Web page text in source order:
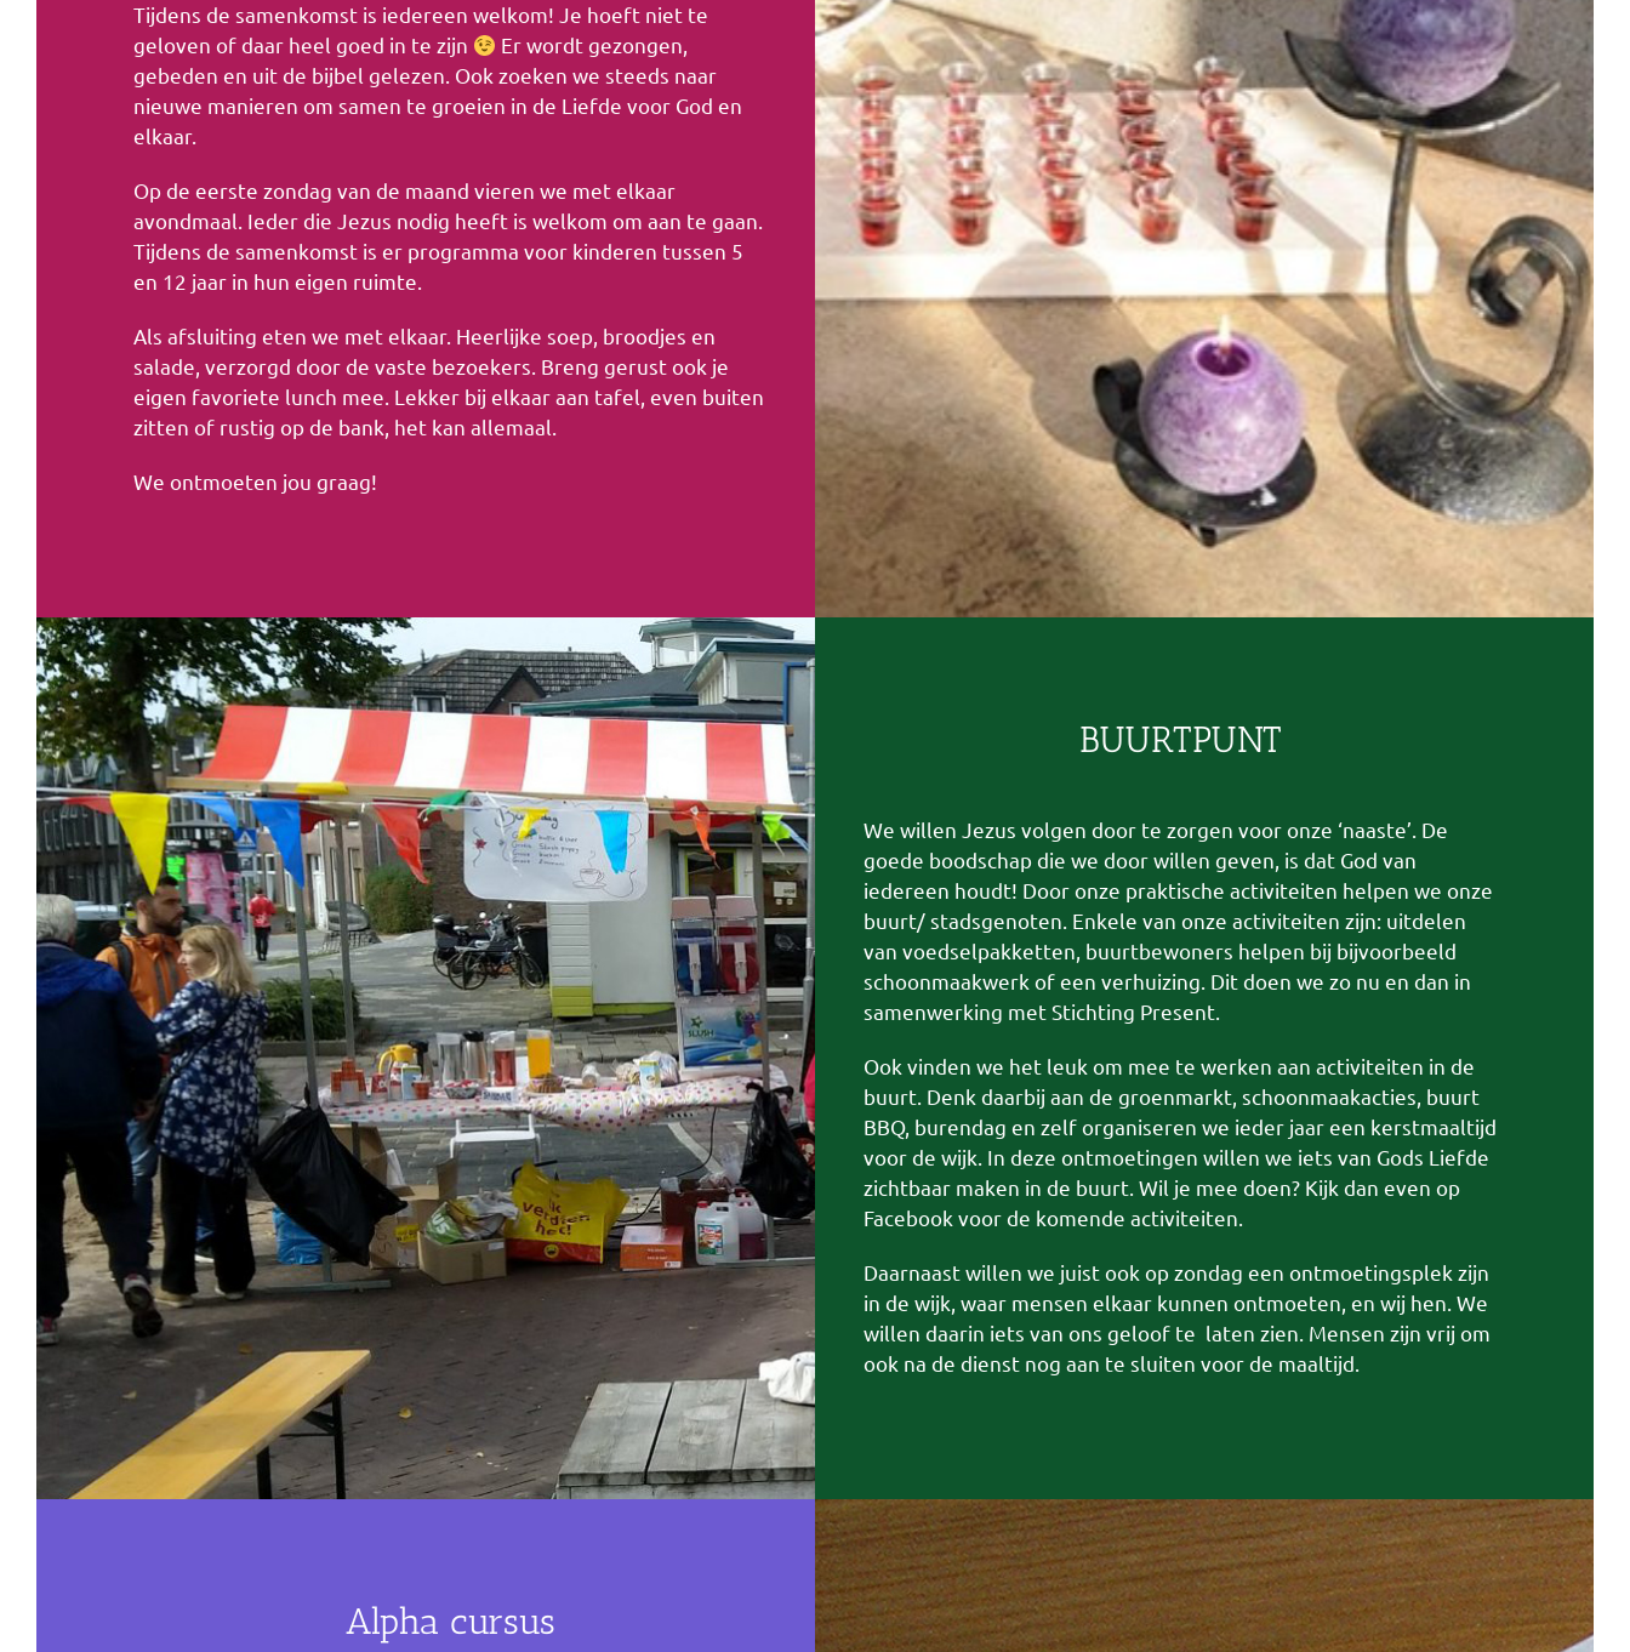
Tijdens de samenkomst is iedereen welkom! Je hoeft niet te
geloven of daar heel goed in te zijn
Er wordt gezongen,
gebeden en uit de bijbel gelezen. Ook zoeken we steeds naar
nieuwe manieren om samen te groeien in de Liefde voor God en
elkaar.
Op de eerste zondag van de maand vieren we met elkaar
avondmaal. Ieder die Jezus nodig heeft is welkom om aan te gaan.
Tijdens de samenkomst is er programma voor kinderen tussen 5
en 12 jaar in hun eigen ruimte.
Als afsluiting eten we met elkaar. Heerlijke soep, broodjes en
salade, verzorgd door de vaste bezoekers. Breng gerust ook je
eigen favoriete lunch mee. Lekker bij elkaar aan tafel, even buiten
zitten of rustig op de bank, het kan allemaal.
We ontmoeten jou graag!
BUURTPUNT
We willen Jezus volgen door te zorgen voor onze ‘naaste’. De
goede boodschap die we door willen geven, is dat God van
iedereen houdt! Door onze praktische activiteiten helpen we onze
buurt/ stadsgenoten. Enkele van onze activiteiten zijn: uitdelen
van voedselpakketten, buurtbewoners helpen bij bijvoorbeeld
schoonmaakwerk of een verhuizing. Dit doen we zo nu en dan in
samenwerking met Stichting Present.
Ook vinden we het leuk om mee te werken aan activiteiten in de
buurt. Denk daarbij aan de groenmarkt, schoonmaakacties, buurt
BBQ, burendag en zelf organiseren we ieder jaar een kerstmaaltijd
voor de wijk. In deze ontmoetingen willen we iets van Gods Liefde
zichtbaar maken in de buurt. Wil je mee doen? Kijk dan even op
Facebook voor de komende activiteiten.
Daarnaast willen we juist ook op zondag een ontmoetingsplek zijn
in de wijk, waar mensen elkaar kunnen ontmoeten, en wij hen. We
willen daarin iets van ons geloof te laten zien. Mensen zijn vrij om
ook na de dienst nog aan te sluiten voor de maaltijd.
Alpha cursus